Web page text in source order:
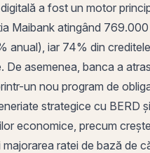
a fost un motor
Maibank atingând
anual), iar 74% din
De asemenea, banca a
un nou program de
strategice cu BERD
economice, precum
ratei de bază de